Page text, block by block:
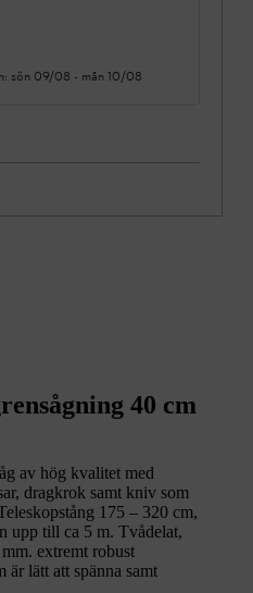
sön 09/08 - mån 10/08
40 cm
av hög kvalitet med
dragkrok samt kniv som
175 – 320 cm,
upp till ca 5 m. Tvådelat,
extremt robust
är lätt att spänna samt